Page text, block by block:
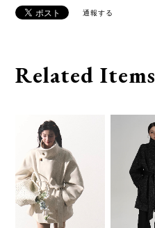
通報する
Related Items